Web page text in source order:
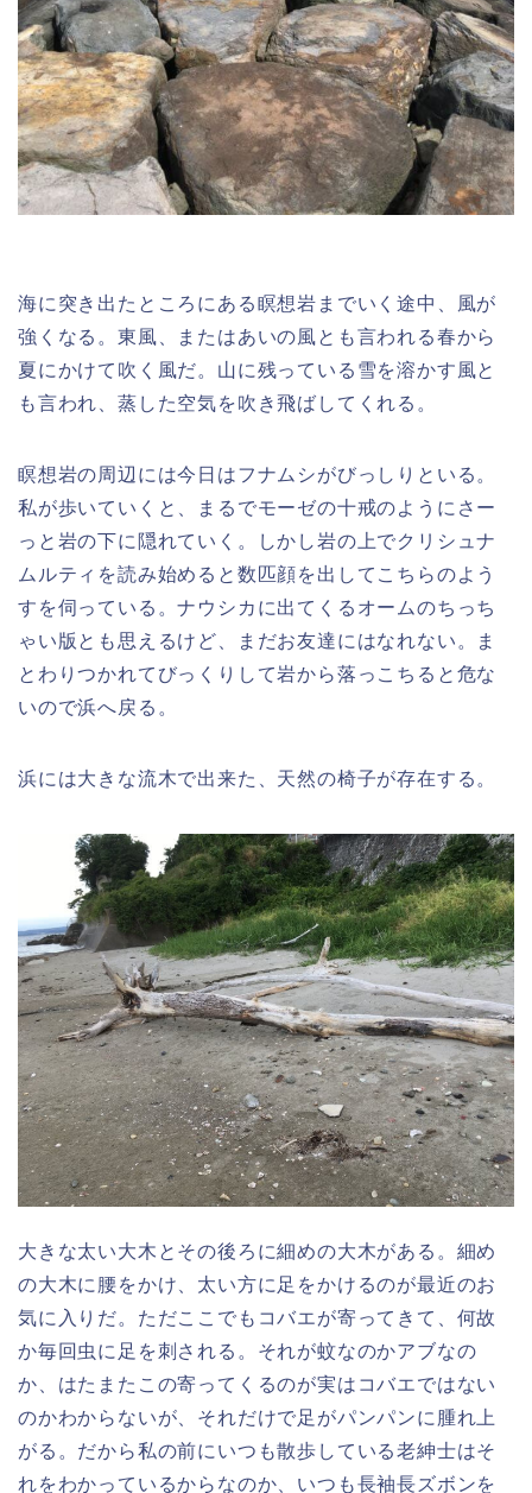
海に突き出たところにある瞑想岩までいく途中、風が
強くなる。東風、またはあいの風とも言われる春から
夏にかけて吹く風だ。山に残っている雪を溶かす風と
も言われ、蒸した空気を吹き飛ばしてくれる。
瞑想岩の周辺には今日はフナムシがびっしりといる。
私が歩いていくと、まるでモーゼの十戒のようにさー
っと岩の下に隠れていく。しかし岩の上でクリシュナ
ムルティを読み始めると数匹顔を出してこちらのよう
すを伺っている。ナウシカに出てくるオームのちっち
ゃい版とも思えるけど、まだお友達にはなれない。ま
とわりつかれてびっくりして岩から落っこちると危な
いので浜へ戻る。
浜には大きな流木で出来た、天然の椅子が存在する。
大きな太い大木とその後ろに細めの大木がある。細め
の大木に腰をかけ、太い方に足をかけるのが最近のお
気に入りだ。ただここでもコバエが寄ってきて、何故
か毎回虫に足を刺される。それが蚊なのかアブなの
か、はたまたこの寄ってくるのが実はコバエではない
のかわからないが、それだけで足がパンパンに腫れ上
がる。だから私の前にいつも散歩している老紳士はそ
れをわかっているからなのか、いつも長袖長ズボンを